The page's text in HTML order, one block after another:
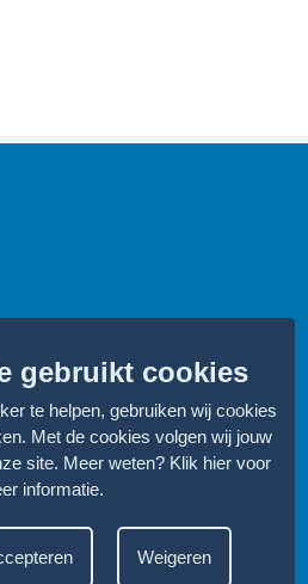
gebruikt cookies
te helpen, gebruiken wij cookies
Met de cookies volgen wij jouw
site. Meer weten? Klik hier voor
informatie.
Weigeren